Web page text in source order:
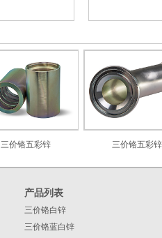
三价铬五彩锌 三价铬五彩锌
产品列表
三价铬白锌
三价铬蓝白锌